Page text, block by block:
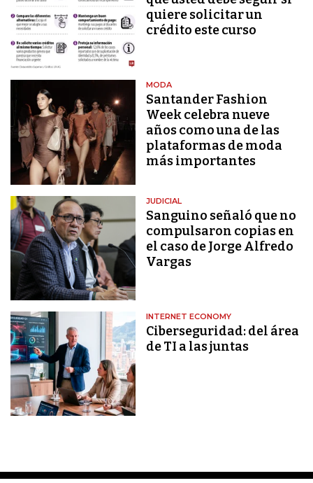
quiere solicitar un
crédito este curso
MODA
Santander Fashion
Week celebra nueve
años como una de las
plataformas de moda
más importantes
JUDICIAL
Sanguino señaló que no
compulsaron copias en
el caso de Jorge Alfredo
Vargas
INTERNET ECONOMY
Ciberseguridad: del área
de TI a las juntas